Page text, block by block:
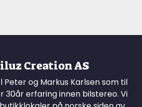
Creation AS
Peter og Markus Karlsen som til
30år erfaring innen bilstereo. Vi